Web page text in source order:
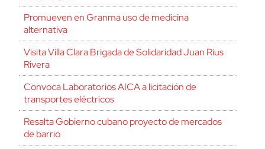
Promueven en Granma uso de medicina
alternativa
Visita Villa Clara Brigada de Solidaridad Juan Rius
Rivera
Convoca Laboratorios AICA a licitación de
transportes eléctricos
Resalta Gobierno cubano proyecto de mercados
de barrio